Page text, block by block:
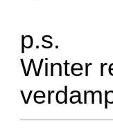
p.s.
Winter